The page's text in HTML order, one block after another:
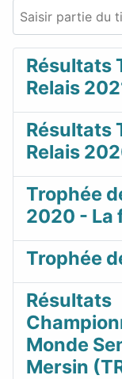
Résultats
Relais
Résultats
Relais
Trophée
2020 - La
Trophée
Résultats
Monde
Mersin